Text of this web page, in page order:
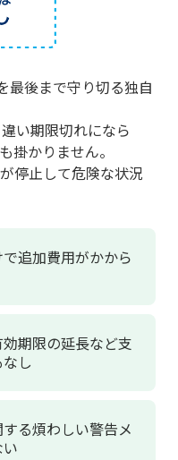
最後まで守り切る独自
い期限切れになら
掛かりません。
停止して危険な状況
で追加費用がかから
効期限の延長など支
し
る煩わしい警告メ